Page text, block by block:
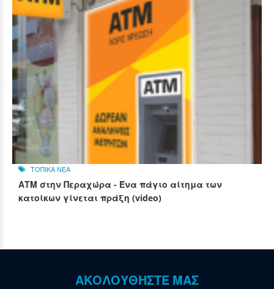
ΤΟΠΙΚΑ ΝΕΑ
ΑΤΜ στην Περαχώρα - Ένα πάγιο αίτημα των
κατοίκων γίνεται πράξη (video)
ΑΚΟΛΟΥΘΗΣΤΕ ΜΑΣ